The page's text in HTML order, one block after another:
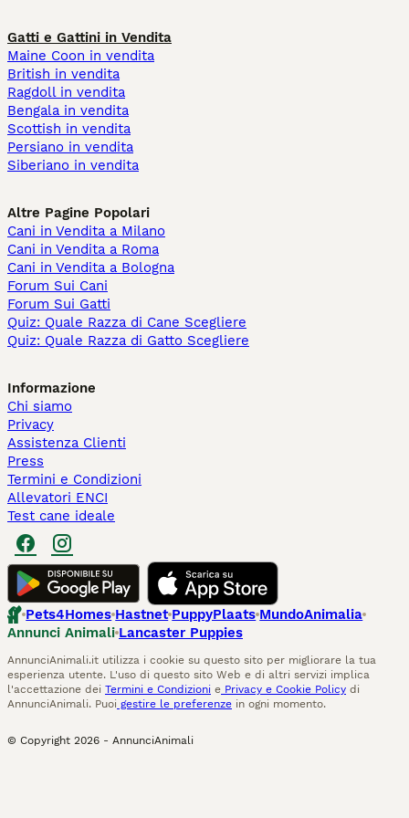
Gatti e Gattini in Vendita
Maine Coon in vendita
British in vendita
Ragdoll in vendita
Bengala in vendita
Scottish in vendita
Persiano in vendita
Siberiano in vendita
Altre Pagine Popolari
Cani in Vendita a Milano
Cani in Vendita a Roma
Cani in Vendita a Bologna
Forum Sui Cani
Forum Sui Gatti
Quiz: Quale Razza di Cane Scegliere
Quiz: Quale Razza di Gatto Scegliere
Informazione
Chi siamo
Privacy
Assistenza Clienti
Press
Termini e Condizioni
Allevatori ENCI
Test cane ideale
Pets4Homes Hastnet PuppyPlaats MundoAnimalia
Annunci Animali Lancaster Puppies
AnnunciAnimali.it utilizza i cookie su questo sito per migliorare la tua
esperienza utente. L'uso di questo sito Web e di altri servizi implica
l'accettazione dei Termini e Condizioni e Privacy e Cookie Policy di
AnnunciAnimali. Puoi gestire le preferenze in ogni momento.
© Copyright 2026 - AnnunciAnimali